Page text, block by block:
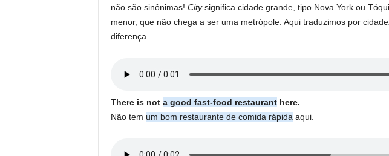
não são sinônimas! Citysignifica cidade grande, tipo Nova York ou
menor, que não chega a ser uma metrópole. Aqui traduzimos por
diferença.
There is not a good fast-food restauranthere.
Não tem um bom restaurante de comida rápida aqui.